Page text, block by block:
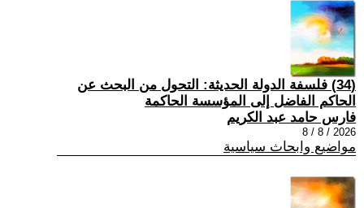
(34) فلسفة الدولة الحديثة: التحول من البحث عن
الحاكم الفاضل إلى المؤسسة الحاكمة
فارس حامد عبد الكريم
2026 / 8 / 8
مواضيع وابحاث سياسية